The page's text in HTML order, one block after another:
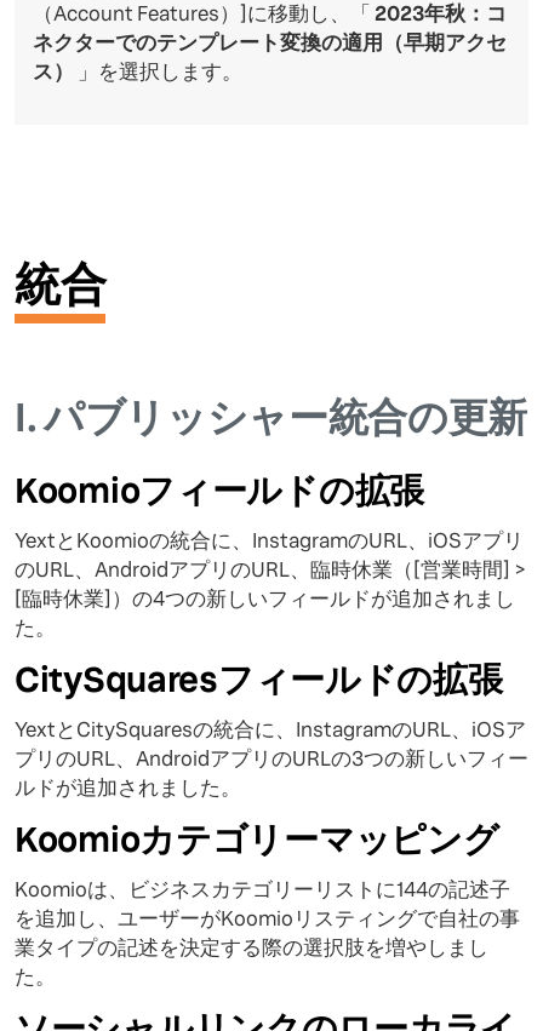
（Account Features）]に移動し、「 2023年秋：コ
ネクターでのテンプレート変換の適用（早期アクセ
ス）
」を選択します。
統合
I.パブリッシャー統合の更新
Koomioフィールドの拡張
YextとKoomioの統合に、InstagramのURL、iOSアプリ
のURL、AndroidアプリのURL、臨時休業（[営業時間] >
[臨時休業]）の4つの新しいフィールドが追加されまし
た。
CitySquaresフィールドの拡張
YextとCitySquaresの統合に、InstagramのURL、iOSア
プリのURL、AndroidアプリのURLの3つの新しいフィー
ルドが追加されました。
Koomioカテゴリーマッピング
Koomioは、ビジネスカテゴリーリストに144の記述子
を追加し、ユーザーがKoomioリスティングで自社の事
業タイプの記述を決定する際の選択肢を増やしまし
た。